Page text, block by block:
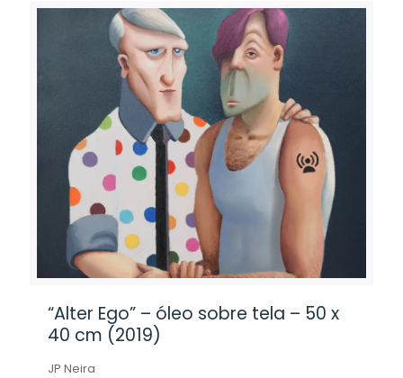
“Alter Ego” – óleo sobre tela – 50 x
40 cm (2019)
JP Neira